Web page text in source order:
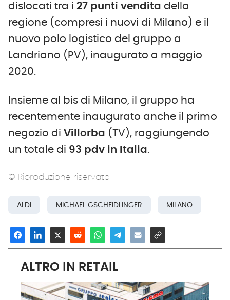
dislocati tra i 27 punti vendita della
regione (compresi i nuovi di Milano) e il
nuovo polo logistico del gruppo a
Landriano (PV), inaugurato a maggio
2020.
Insieme al bis di Milano, il gruppo ha
recentemente inaugurato anche il primo
negozio di Villorba (TV), raggiungendo
un totale di 93 pdv in Italia.
© Riproduzione riservata
ALDI MICHAEL GSCHEIDLINGER MILANO
ALTRO IN RETAIL